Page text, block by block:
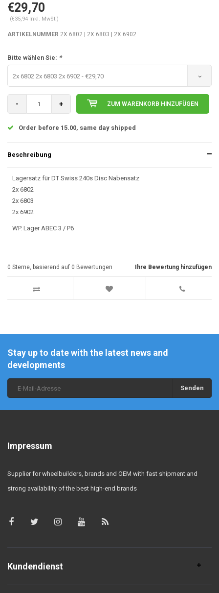
€29,70
(€35,94 Inkl. MwSt.)
ARTIKELNUMMER 2X 6802 | 2X 6803 | 2X 6902
Bitte wählen Sie: *
2x 6802 2x 6803 2x 6902 - €29,70
- + ZUM WARENKORB HINZUFÜGEN
Order before 15.00, same day shipped
Beschreibung
Lagersatz für DT Swiss 240s Disc Nabensatz
2x 6802
2x 6803
2x 6902
WP. Lager ABEC 3 / P6
Ihre Bewertung hinzufügen
0 Sterne, basierend auf 0 Bewertungen
Stay up to date with the latest news and
developments
Senden
Impressum
Supplier for wheelbuilders, brands and OEM with fast shipment and
strong availability of the best high-end brands
Kundendienst